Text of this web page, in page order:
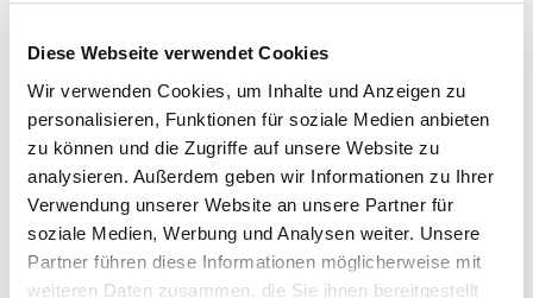
Diese Webseite verwendet Cookies
Wir verwenden Cookies, um Inhalte und Anzeigen zu
personalisieren, Funktionen für soziale Medien anbieten
zu können und die Zugriffe auf unsere Website zu
analysieren. Außerdem geben wir Informationen zu Ihrer
Verwendung unserer Website an unsere Partner für
soziale Medien, Werbung und Analysen weiter. Unsere
Partner führen diese Informationen möglicherweise mit
weiteren Daten zusammen, die Sie ihnen bereitgestellt
Details
Bewertungen